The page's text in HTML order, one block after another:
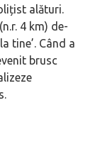
alături.
4 km) de-
tine’. Când a
brusc